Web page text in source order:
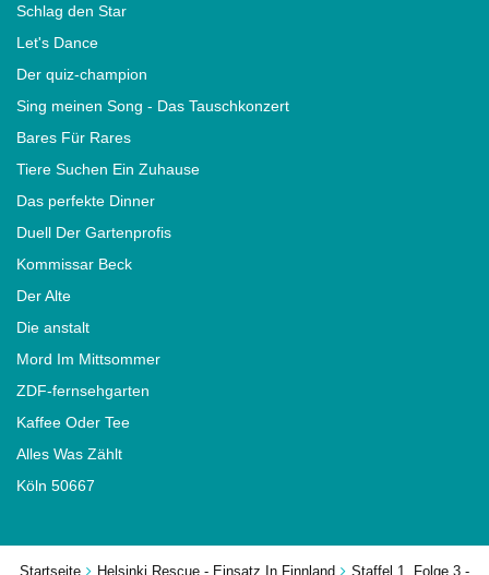
Startseite Helsinki Rescue - Einsatz In Finnland Staffel 1, Folge 3 -
Schlag den Star
Let's Dance
Der quiz-champion
Sing meinen Song - Das Tauschkonzert
Bares Für Rares
Tiere Suchen Ein Zuhause
Das perfekte Dinner
Duell Der Gartenprofis
Kommissar Beck
Der Alte
Die anstalt
Mord Im Mittsommer
ZDF-fernsehgarten
Kaffee Oder Tee
Alles Was Zählt
Köln 50667